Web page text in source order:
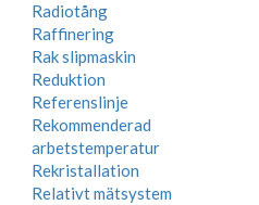
Radiotång
Raffinering
Rak slipmaskin
Reduktion
Referenslinje
Rekommenderad
arbetstemperatur
Rekristallation
Relativt mätsystem